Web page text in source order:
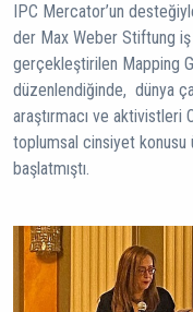
IPC Mercator’un
der Max Weber Stiftung
gerçekleştirilen Mapping
düzenlendiğinde, dünya
araştırmacı ve aktivistleri
toplumsal cinsiyet konusu
başlatmıştı.